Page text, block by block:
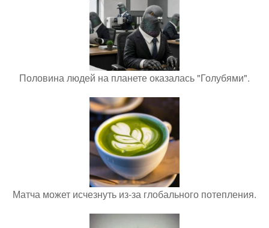
Половина людей на планете оказалась "Голубями".
Матча может исчезнуть из-за глобального потепления.